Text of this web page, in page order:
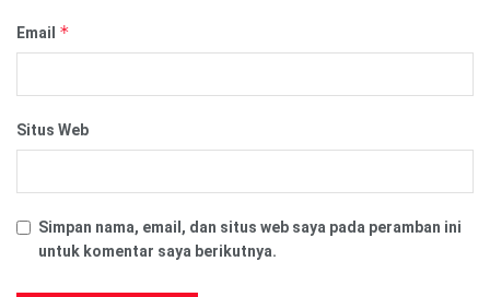
Email *
Situs Web
Simpan nama, email, dan situs web saya pada peramban ini
untuk komentar saya berikutnya.